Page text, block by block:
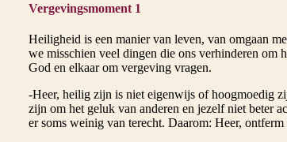
Vergevingsmoment 1
Heiligheid is een manier van leven, van omgaan
we misschien veel dingen die ons verhinderen
God en elkaar om vergeving vragen.
-Heer, heilig zijn is niet eigenwijs of hoogmoedig
zijn om het geluk van anderen en jezelf niet beter
er soms weinig van terecht. Daarom: Heer,